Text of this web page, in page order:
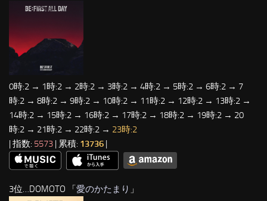
0時:2 → 1時:2 → 2時:2 → 3時:2 → 4時:2 → 5時:2 → 6時:2 → 7
時:2 → 8時:2 → 9時:2 → 10時:2 → 11時:2 → 12時:2 → 13時:2 →
14時:2 → 15時:2 → 16時:2 → 17時:2 → 18時:2 → 19時:2 → 20
時:2 → 21時:2 → 22時:2 → 23時:2
| 指数: 5573 | 累積: 13736 |
3位…DOMOTO 「 愛のかたまり 」